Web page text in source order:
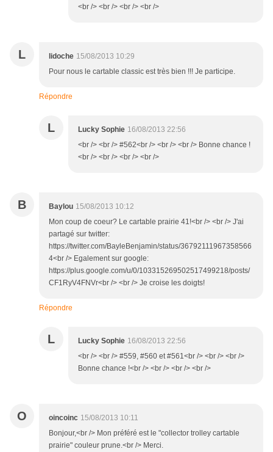
<br /> <br /> <br /> <br />
L lidoche 15/08/2013 10:29
Pour nous le cartable classic est très bien !!! Je participe.
Répondre
L Lucky Sophie 16/08/2013 22:56
<br /> <br /> #562<br /> <br /> <br /> Bonne chance !
<br /> <br /> <br /> <br />
B Baylou 15/08/2013 10:12
Mon coup de coeur? Le cartable prairie 41!<br /> <br /> J'ai
partagé sur twitter:
https://twitter.com/BayleBenjamin/status/36792111967358566
4<br /> Egalement sur google:
https://plus.google.com/u/0/103315269502517499218/posts/
CF1RyV4FNVr<br /> <br /> Je croise les doigts!
Répondre
L Lucky Sophie 16/08/2013 22:56
<br /> <br /> #559, #560 et #561<br /> <br /> <br />
Bonne chance !<br /> <br /> <br /> <br />
O oincoinc 15/08/2013 10:11
Bonjour,<br /> Mon préféré est le "collector trolley cartable
prairie" couleur prune.<br /> Merci.